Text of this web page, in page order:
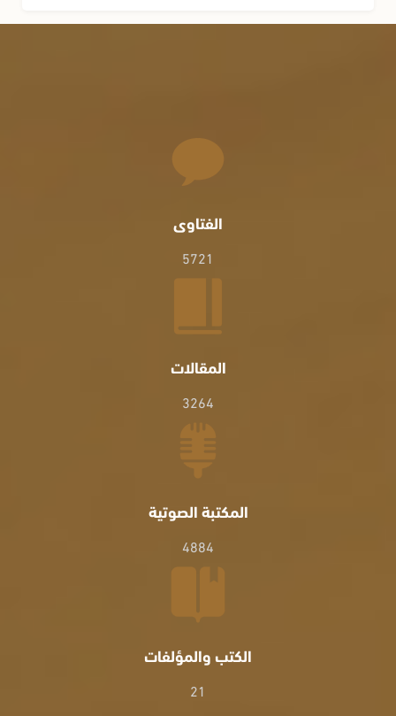
الفتاوى
5721
المقالات
3264
المكتبة الصوتية
4884
الكتب والمؤلفات
21